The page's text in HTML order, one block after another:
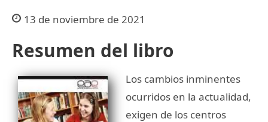
13 de noviembre de 2021
Resumen del libro
Los cambios inminentes
ocurridos en la actualidad,
exigen de los centros